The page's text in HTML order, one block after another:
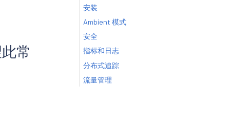
常
安装
Ambient 模式
安全
指标和日志
分布式追踪
流量管理